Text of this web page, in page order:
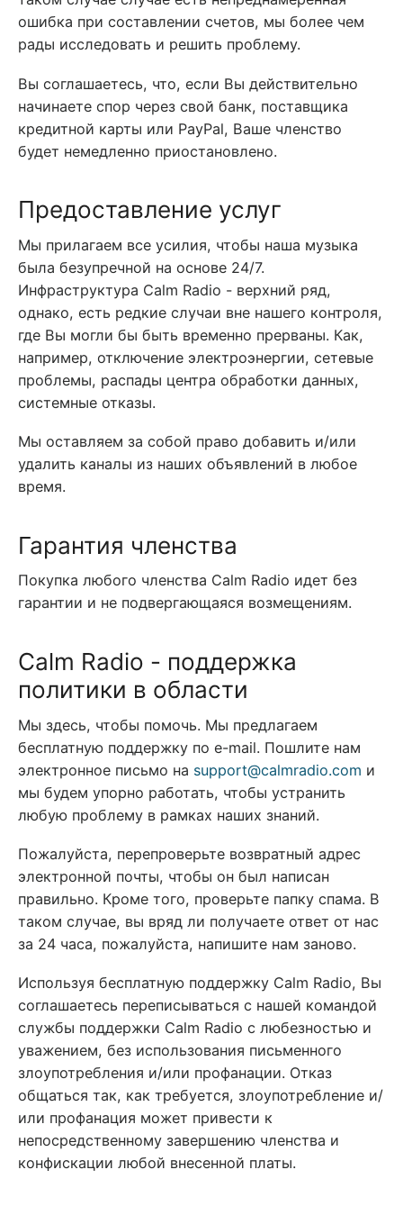
ошибка при составлении счетов, мы более чем
рады исследовать и решить проблему.
Вы соглашаетесь, что, если Вы действительно
начинаете спор через свой банк, поставщика
кредитной карты или PayPal, Ваше членство
будет немедленно приостановлено.
Предоставление услуг
Мы прилагаем все усилия, чтобы наша музыка
была безупречной на основе 24/7.
Инфраструктура Calm Radio - верхний ряд,
однако, есть редкие случаи вне нашего контроля,
где Вы могли бы быть временно прерваны. Как,
например, отключение электроэнергии, сетевые
проблемы, распады центра обработки данных,
системные отказы.
Мы оставляем за собой право добавить и/или
удалить каналы из наших объявлений в любое
время.
Гарантия членства
Покупка любого членства Calm Radio идет без
гарантии и не подвергающаяся возмещениям.
Calm Radio - поддержка
политики в области
Мы здесь, чтобы помочь. Мы предлагаем
бесплатную поддержку по e-mail. Пошлите нам
электронное письмо на support@calmradio.com и
мы будем упорно работать, чтобы устранить
любую проблему в рамках наших знаний.
Пожалуйста, перепроверьте возвратный адрес
электронной почты, чтобы он был написан
правильно. Кроме того, проверьте папку спама. В
таком случае, вы вряд ли получаете ответ от нас
за 24 часа, пожалуйста, напишите нам заново.
Используя бесплатную поддержку Calm Radio, Вы
соглашаетесь переписываться с нашей командой
службы поддержки Calm Radio с любезностью и
уважением, без использования письменного
злоупотребления и/или профанации. Отказ
общаться так, как требуется, злоупотребление и/
или профанация может привести к
непосредственному завершению членства и
конфискации любой внесенной платы.